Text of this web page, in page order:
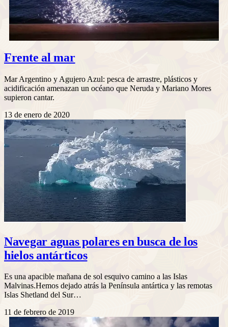
Frente al mar
Mar Argentino y Agujero Azul: pesca de arrastre, plásticos y
acidificación amenazan un océano que Neruda y Mariano Mores
supieron cantar.
13 de enero de 2020
Navegar aguas polares en busca de los
hielos antárticos
Es una apacible mañana de sol esquivo camino a las Islas
Malvinas.Hemos dejado atrás la Península antártica y las remotas
Islas Shetland del Sur…
11 de febrero de 2019